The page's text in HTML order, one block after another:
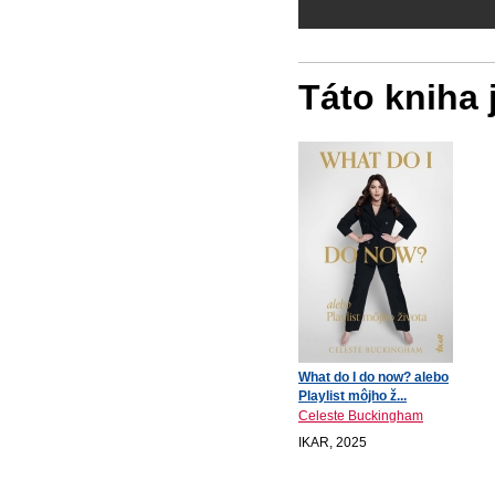
Táto
What do I do now? alebo
Playlist môjho ž...
Celeste Buckingham
IKAR, 2025